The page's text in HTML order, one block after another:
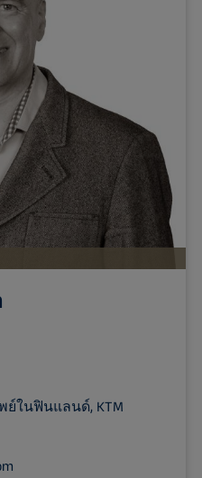
ในฟินแลนด์, KTM